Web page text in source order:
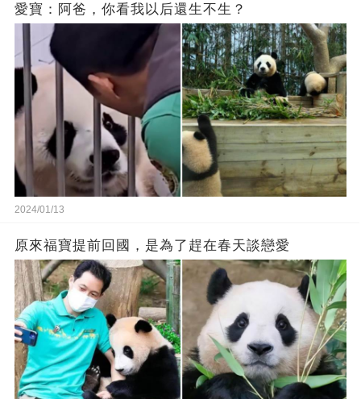
愛寶：阿爸，你看我以后還生不生？
2024/01/13
原來福寶提前回國，是為了趕在春天談戀愛